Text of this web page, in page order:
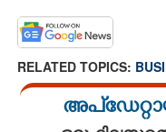
RELATED TOPICS: